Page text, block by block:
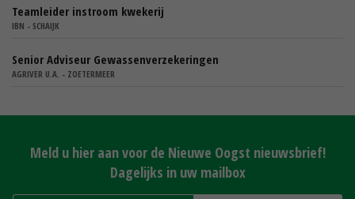
Teamleider instroom kwekerij
IBN - SCHAIJK
Senior Adviseur Gewassenverzekeringen
AGRIVER U.A. - ZOETERMEER
Meld u hier aan voor de Nieuwe Oogst nieuwsbrief!
Dagelijks in uw mailbox